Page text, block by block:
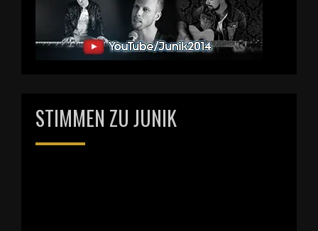
STIMMEN ZU JUNIK